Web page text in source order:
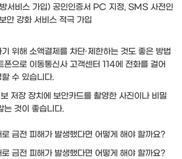
서비스 가입) 공인인증서 PC 지정, SMS 사전인
안 강화 서비스 적극 가입
위해 소액결제를 차단·제한하는 것도 좋은 방법
폰으로 이동통신사 고객센터 114에 전화를 걸어
수 있습니다.
저장 장치에 보안카드를 촬영한 사진이나 비밀
는 것이 좋습니다.
금전 피해가 발생했다면 어떻게 해야 할까요?
금전 피해가 발생했다면 어떻게 해야 할까요?